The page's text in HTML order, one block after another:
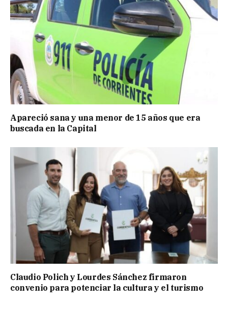
Apareció sana y una menor de 15 años que era
buscada en la Capital
Claudio Polich y Lourdes Sánchez firmaron
convenio para potenciar la cultura y el turismo